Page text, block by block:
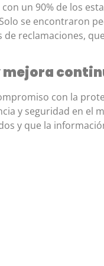
un 90% de los
se encontraron
reclamaciones,
con la
y seguridad en el
y que la